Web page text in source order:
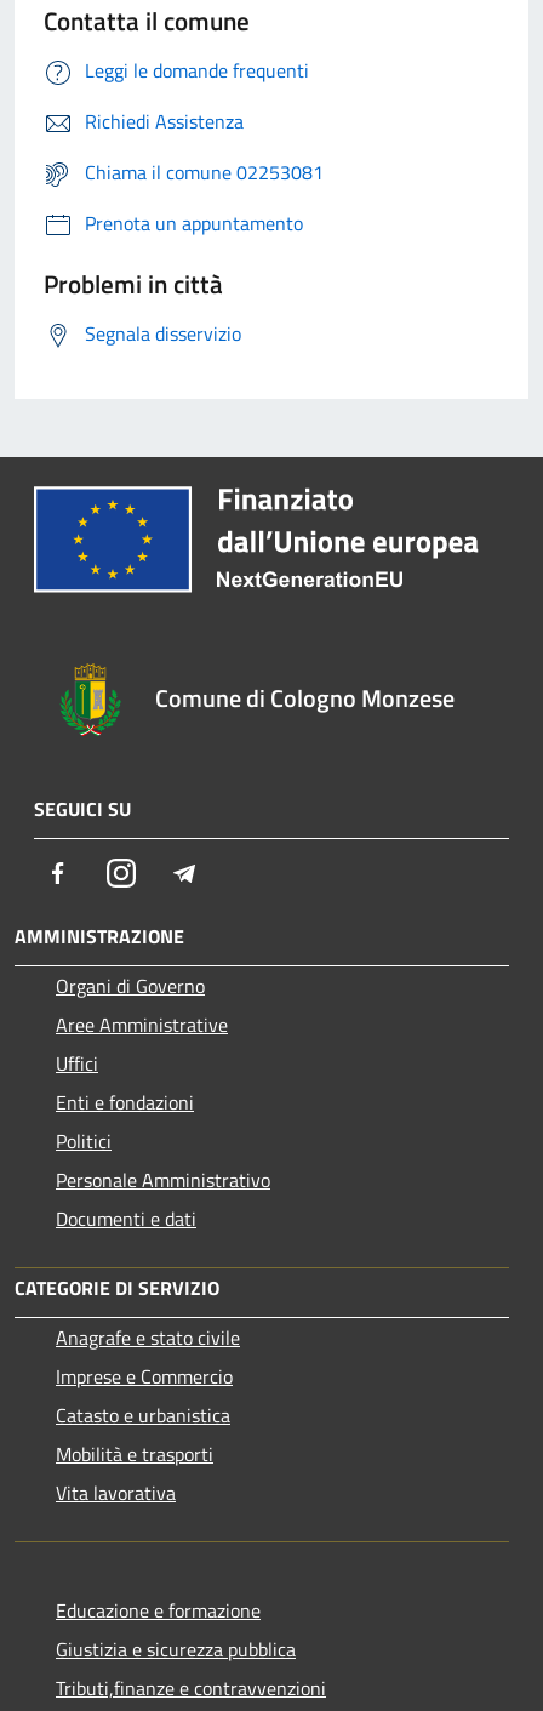
Contatta il comune
Leggi le domande frequenti
Richiedi Assistenza
Chiama il comune 02253081
Prenota un appuntamento
Problemi in città
Segnala disservizio
Comune di Cologno Monzese
SEGUICI SU
FacebookInstagram
AMMINISTRAZIONE
Organi di Governo
Aree Amministrative
Uffici
Enti e fondazioni
Politici
Personale Amministrativo
Documenti e dati
CATEGORIE DI SERVIZIO
Anagrafe e stato civile
Imprese e Commercio
Catasto e urbanistica
Mobilità e trasporti
Vita lavorativa
Educazione e formazione
Giustizia e sicurezza pubblica
Tributi,finanze e contravvenzioni